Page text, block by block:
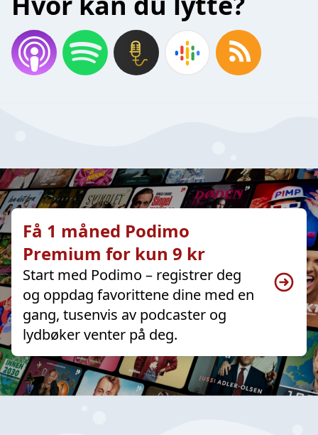
Få 1 måned Podimo
Premium for kun 9 kr
Start med Podimo – registrer deg
og oppdag favorittene dine med en
gang, tusenvis av podcaster og
lydbøker venter på deg.